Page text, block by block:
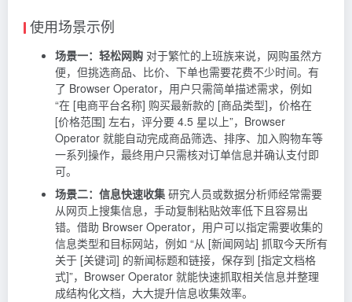
使用场景示例
场景一：轻松网购 对于繁忙的上班族来说，网购虽然方
便，但挑选商品、比价、下单也需要花费不少时间。有
了 Browser Operator，用户只需简单描述需求，例如
“在 [电商平台名称] 购买最新款的 [商品类型]，价格在
[价格范围] 左右，评分要 4.5 星以上”，Browser
Operator 就能自动完成商品筛选、排序、加入购物车等
一系列操作，最终用户只需核对订单信息并确认支付即
可。
场景二：信息快速收集 研究人员或数据分析师经常需要
从网页上搜集信息，手动复制粘贴效率低下且容易出
错。借助 Browser Operator，用户可以指定需要收集的
信息类型和目标网站，例如 “从 [新闻网站] 抓取今天所有
关于 [关键词] 的新闻标题和链接，保存到 [指定文档格
式]”，Browser Operator 就能快速抓取相关信息并整理
成结构化文档，大大提升信息收集效率。